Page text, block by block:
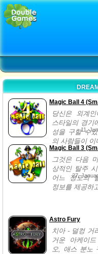
Magic Ball 4
당신은 외계
스타일의 경기
성을 구할 수
의 사람들이 이
11,
Magic Ball 3
그것은 다음
상적인 탈주
어느 정도의
정보를 제공하
27,
Astro Fury
치아 - 덜컹 거
거운 아케이
오, 애스 분노